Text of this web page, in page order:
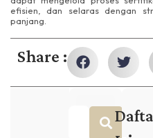
efisien, dan selaras dengan
panjang.
Share :